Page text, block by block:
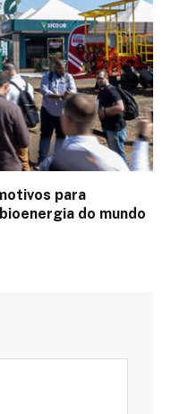
para
do mundo